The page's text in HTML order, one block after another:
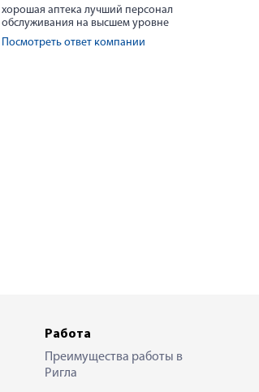
хорошая аптека лучший персонал
обслуживания на высшем уровне
Посмотреть ответ компании
Работа
Преимущества работы в
Ригла